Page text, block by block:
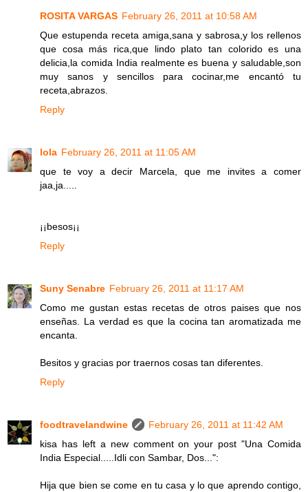
ROSITA VARGAS February 26, 2011 at 10:58 AM
Que estupenda receta amiga,sana y sabrosa,y los rellenos
que cosa más rica,que lindo plato tan colorido es una
delicia,la comida India realmente es buena y saludable,son
muy sanos y sencillos para cocinar,me encantó tu
receta,abrazos.
Reply
lola February 26, 2011 at 11:05 AM
que te voy a decir Marcela, que me invites a comer
jaa,ja.....
¡¡besos¡¡
Reply
Suny Senabre February 26, 2011 at 11:17 AM
Como me gustan estas recetas de otros paises que nos
enseñas. La verdad es que la cocina tan aromatizada me
encanta.
Besitos y gracias por traernos cosas tan diferentes.
Reply
foodtravelandwine
February 26, 2011 at 11:42 AM
kisa has left a new comment on your post "Una Comida
India Especial.....Idli con Sambar, Dos...":
Hija que bien se come en tu casa y lo que aprendo contigo,